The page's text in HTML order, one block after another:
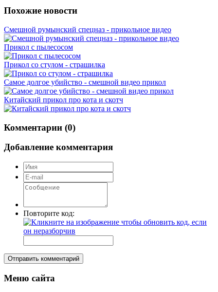
Похожие новости
Смешной румынский спецназ - прикольное видео
Прикол с пылесосом
Прикол со стулом - страшилка
Самое долгое убийство - смешной видео прикол
Китайский прикол про кота и скотч
Комментарии (0)
Добавление комментария
Повторите код:
Отправить комментарий
Меню сайта